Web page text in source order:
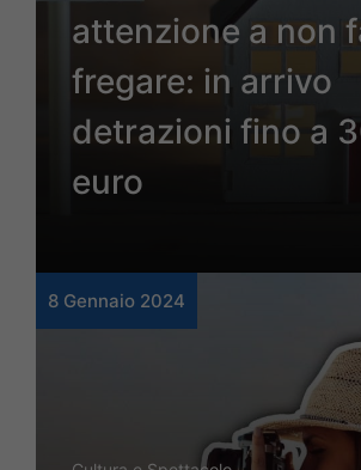
attenzione a non
fregare: in arrivo
detrazioni fino a
euro
8 Gennaio 2024